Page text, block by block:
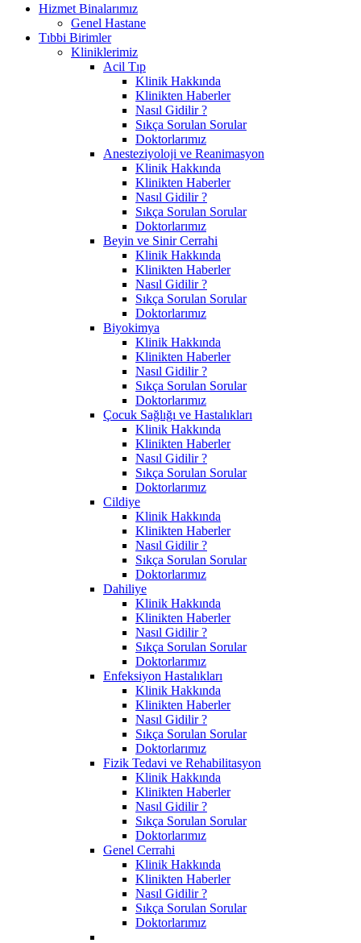
Hizmet Binalarımız
Genel Hastane
Tıbbi Birimler
Kliniklerimiz
Acil Tıp
Klinik Hakkında
Klinikten Haberler
Nasıl Gidilir ?
Sıkça Sorulan Sorular
Doktorlarımız
Anesteziyoloji ve Reanimasyon
Klinik Hakkında
Klinikten Haberler
Nasıl Gidilir ?
Sıkça Sorulan Sorular
Doktorlarımız
Beyin ve Sinir Cerrahi
Klinik Hakkında
Klinikten Haberler
Nasıl Gidilir ?
Sıkça Sorulan Sorular
Doktorlarımız
Biyokimya
Klinik Hakkında
Klinikten Haberler
Nasıl Gidilir ?
Sıkça Sorulan Sorular
Doktorlarımız
Çocuk Sağlığı ve Hastalıkları
Klinik Hakkında
Klinikten Haberler
Nasıl Gidilir ?
Sıkça Sorulan Sorular
Doktorlarımız
Cildiye
Klinik Hakkında
Klinikten Haberler
Nasıl Gidilir ?
Sıkça Sorulan Sorular
Doktorlarımız
Dahiliye
Klinik Hakkında
Klinikten Haberler
Nasıl Gidilir ?
Sıkça Sorulan Sorular
Doktorlarımız
Enfeksiyon Hastalıkları
Klinik Hakkında
Klinikten Haberler
Nasıl Gidilir ?
Sıkça Sorulan Sorular
Doktorlarımız
Fizik Tedavi ve Rehabilitasyon
Klinik Hakkında
Klinikten Haberler
Nasıl Gidilir ?
Sıkça Sorulan Sorular
Doktorlarımız
Genel Cerrahi
Klinik Hakkında
Klinikten Haberler
Nasıl Gidilir ?
Sıkça Sorulan Sorular
Doktorlarımız